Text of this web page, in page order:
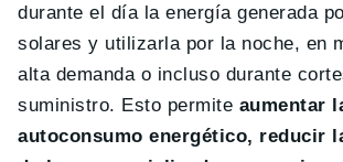
durante el día la energía generada
solares y utilizarla por la noche, en
alta demanda o incluso durante
suministro. Esto permite aumentar
autoconsumo energético, reducir